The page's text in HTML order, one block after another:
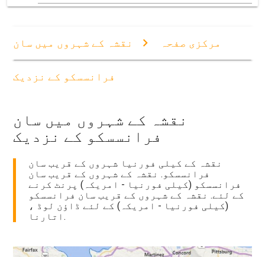
مرکزی صفحہ نقشہ کے شہروں میں سان
فرانسسکو کے نزدیک
نقشہ کے شہروں میں سان
فرانسسکو کے نزدیک
نقشہ کے کیلی فورنیا شہروں کے قریب سان
فرانسسکو. نقشہ کے شہروں کے قریب سان
فرانسسکو (کیلی فورنیا - امریکہ) پرنٹ کرنے
کے لئے. نقشہ کے شہروں کے قریب سان فرانسسکو
(کیلی فورنیا - امریکہ) کے لئے ڈاؤن لوڈ ،
اتارنا.